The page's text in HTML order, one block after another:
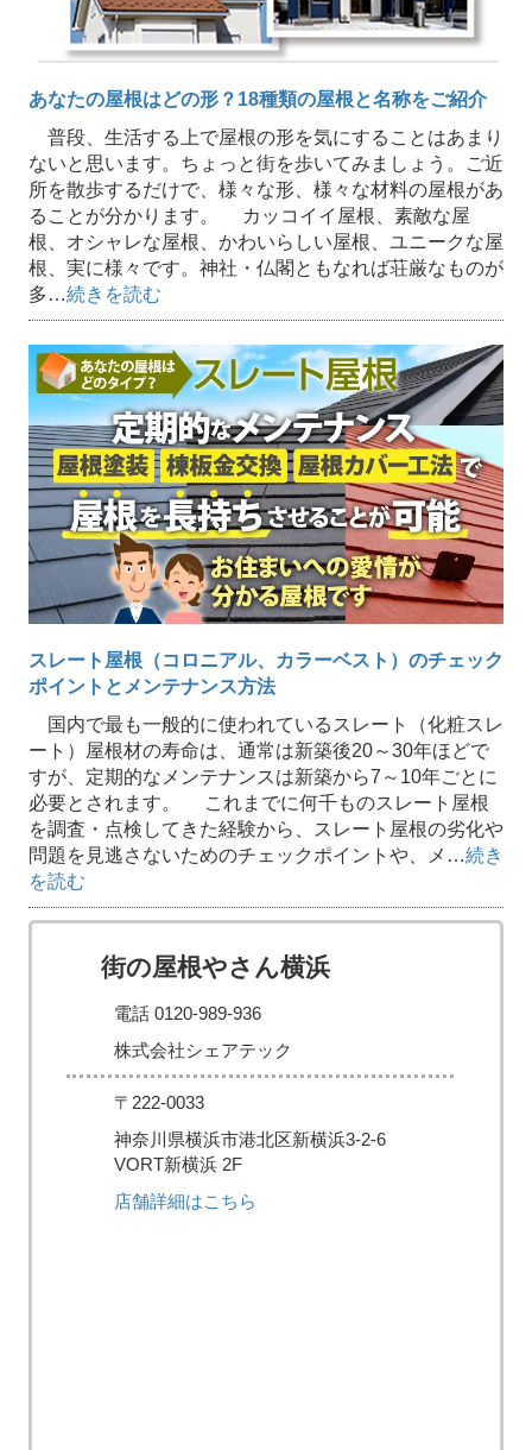
あなたの屋根はどの形？18種類の屋根と名称をご紹介
普段、生活する上で屋根の形を気にすることはあまり
ないと思います。ちょっと街を歩いてみましょう。ご近
所を散歩するだけで、様々な形、様々な材料の屋根があ
ることが分かります。 カッコイイ屋根、素敵な屋
根、オシャレな屋根、かわいらしい屋根、ユニークな屋
根、実に様々です。神社・仏閣ともなれば荘厳なものが
多…続きを読む
スレート屋根（コロニアル、カラーベスト）のチェック
ポイントとメンテナンス方法
国内で最も一般的に使われているスレート（化粧スレ
ート）屋根材の寿命は、通常は新築後20～30年ほどで
すが、定期的なメンテナンスは新築から7～10年ごとに
必要とされます。 これまでに何千ものスレート屋根
を調査・点検してきた経験から、スレート屋根の劣化や
問題を見逃さないためのチェックポイントや、メ…続き
を読む
街の屋根やさん横浜
電話 0120-989-936
株式会社シェアテック
〒222-0033
神奈川県横浜市港北区新横浜3-2-6
VORT新横浜 2F
店舗詳細はこちら